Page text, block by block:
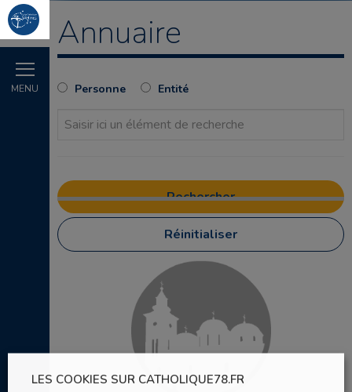
MENU
Annuaire
Personne Entité
Réinitialiser
LES COOKIES SUR CATHOLIQUE78.FR